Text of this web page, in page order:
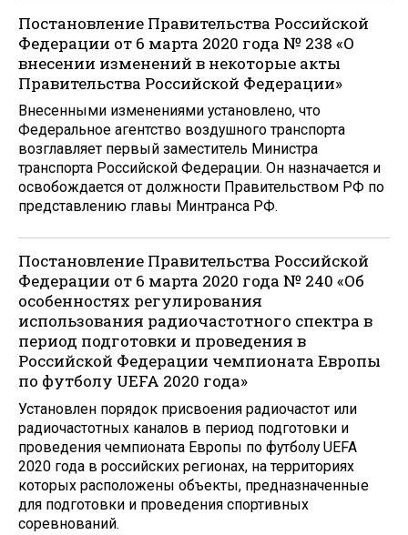
Постановление Правительства Российской
Федерации от 6 марта 2020 года № 238 «О
внесении изменений в некоторые акты
Правительства Российской Федерации»
Внесенными изменениями установлено, что
Федеральное агентство воздушного транспорта
возглавляет первый заместитель Министра
транспорта Российской Федерации. Он назначается и
освобождается от должности Правительством РФ по
представлению главы Минтранса РФ.
Постановление Правительства Российской
Федерации от 6 марта 2020 года № 240 «Об
особенностях регулирования
использования радиочастотного спектра в
период подготовки и проведения в
Российской Федерации чемпионата Европы
по футболу UEFA 2020 года»
Установлен порядок присвоения радиочастот или
радиочастотных каналов в период подготовки и
проведения чемпионата Европы по футболу UEFA
2020 года в российских регионах, на территориях
которых расположены объекты, предназначенные
для подготовки и проведения спортивных
соревнований.